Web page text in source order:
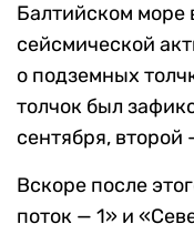
Балтийском море
сейсмической
о подземных
толчок был
сентября, второй
Вскоре после
поток — 1» и